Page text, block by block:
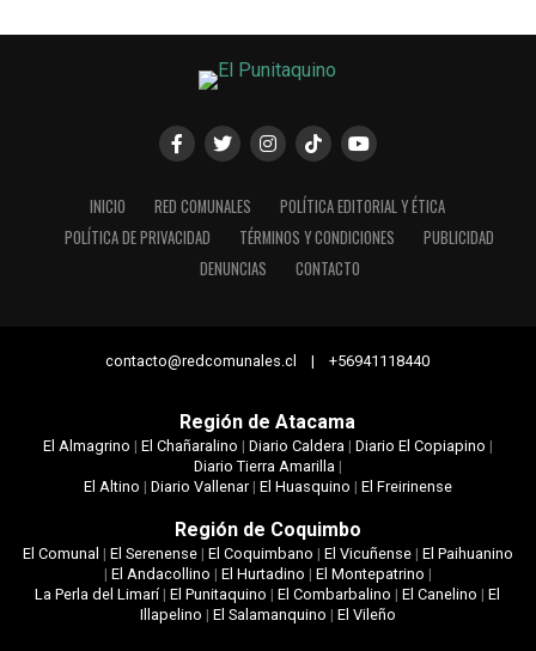
INICIO RED COMUNALES
POLÍTICA EDITORIAL Y ÉTICA
POLÍTICA DE PRIVACIDAD
TÉRMINOS Y CONDICIONES
PUBLICIDAD
DENUNCIAS
CONTACTO
contacto@redcomunales.cl | +56941118440
Región de Atacama
El Almagrino | El Chañaralino | Diario Caldera | Diario El Copiapino |
Diario Tierra Amarilla |
El Altino | Diario Vallenar| El Huasquino | El Freirinense
Región de Coquimbo
El Comunal | El Serenense| El Coquimbano | El Vicuñense| El Paihuanino
| El Andacollino | El Hurtadino | El Montepatrino |
La Perla del Limarí|El Punitaquino |El Combarbalino |El Canelino |El
Illapelino | El Salamanquino | El Vileño